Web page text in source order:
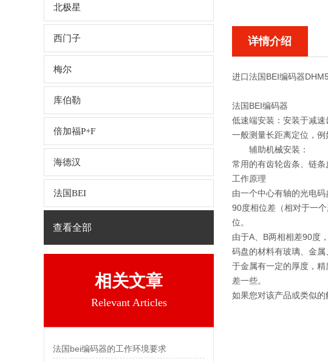
北极星
西门子
梅尔
库伯勒
倍加福P+F
海德汉
法国BEI
查看全部
相关文章
Relevant Articles
法国bei编码器的工作环境要求
详情介绍
进口法国BEI编码器
法国BEI编码器
低速端安装：安装于减
一般测量长距离定位，例
辅助机械安装：
常用的有齿轮齿条、链条
工作原理
由一个中心有轴的光电
90度相位差（相对于一
位。
由于A、B两相相差90度
码盘的材料有玻璃、金
于金属有一定的厚度，
差一些。
如果您对该产品或类似的